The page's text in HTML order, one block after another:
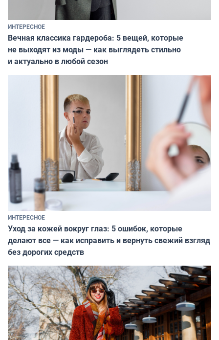
ИНТЕРЕСНОЕ
Вечная классика гардероба: 5 вещей, которые
не выходят из моды — как выглядеть стильно
и актуально в любой сезон
ИНТЕРЕСНОЕ
Уход за кожей вокруг глаз: 5 ошибок, которые
делают все — как исправить и вернуть свежий взгляд
без дорогих средств